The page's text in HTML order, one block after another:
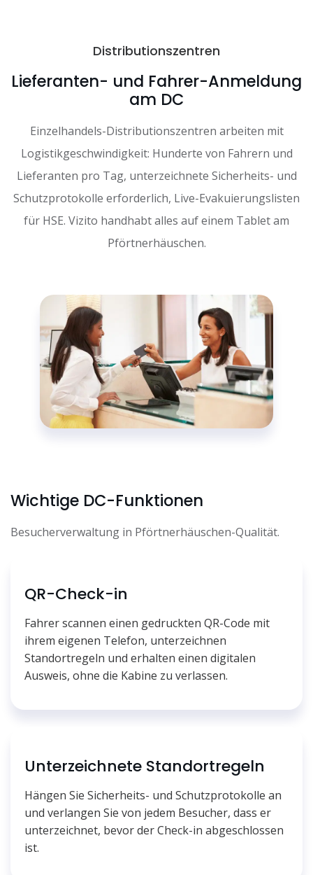
Distributionszentren
Lieferanten- und Fahrer-Anmeldung
am DC
Einzelhandels-Distributionszentren arbeiten mit
Logistikgeschwindigkeit: Hunderte von Fahrern und
Lieferanten pro Tag, unterzeichnete Sicherheits- und
Schutzprotokolle erforderlich, Live-Evakuierungslisten
für HSE. Vizito handhabt alles auf einem Tablet am
Pförtnerhäuschen.
Wichtige DC-Funktionen
Besucherverwaltung in Pförtnerhäuschen-Qualität.
QR-Check-in
Fahrer scannen einen gedruckten QR-Code mit
ihrem eigenen Telefon, unterzeichnen
Standortregeln und erhalten einen digitalen
Ausweis, ohne die Kabine zu verlassen.
Unterzeichnete Standortregeln
Hängen Sie Sicherheits- und Schutzprotokolle an
und verlangen Sie von jedem Besucher, dass er
unterzeichnet, bevor der Check-in abgeschlossen
ist.